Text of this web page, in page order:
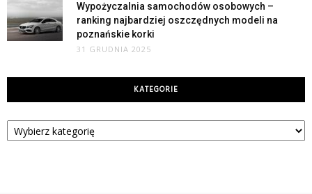
Wypożyczalnia samochodów osobowych –
ranking najbardziej oszczędnych modeli na
poznańskie korki
31 GRUDNIA 2025
KATEGORIE
Kategorie